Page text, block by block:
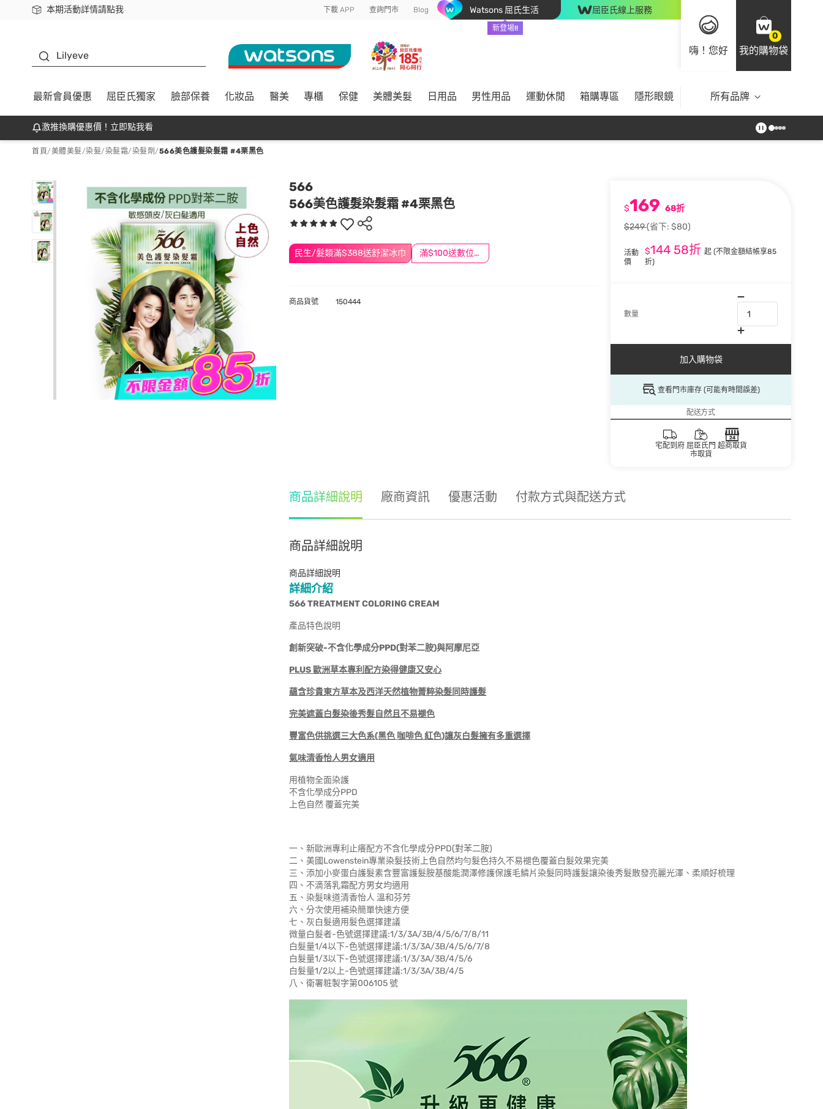
本期活動詳情請點我
下載app最高回饋$350 下載 APP 查詢門市 Blog Watsons 屈氏生活
新登場!!
屈臣氏線上服務
嗨！您好
0
我的購物袋
Lilyeve
最新會員優惠 屈臣氏獨家 臉部保養 化妝品 醫美 專櫃 保健 美體美髮 日用品 男性用品 運動休閒 箱購專區 隱形眼鏡 所有品牌
激推換購優惠價！立即點我看
首頁/美體美髮/染髮/染髮霜/染髮劑 /566美色護髮染髮霜 #4栗黑色
566
566美色護髮染髮霜 #4栗黑色
民生/髮類滿$388送舒潔冰巾 滿$100送數位印花
$169 68折
$249(省下: $80)
活動
價
$14458折 起 (不限金額結帳享85
折)
數量
加入購物袋
查看門市庫存 (可能有時間誤差)
配送方式
宅配到府 屈臣氏門
市取貨
超商取貨
商品貨號 150444
商品詳細說明 廠商資訊 優惠活動 付款方式與配送方式
商品詳細說明
商品詳細說明
詳細介紹
566 TREATMENT COLORING CREAM
產品特色說明
創新突破-不含化學成分PPD(對苯二胺)與阿摩尼亞
PLUS歐洲草本專利配方染得健康又安心
蘊含珍貴東方草本及西洋天然植物菁粹染髮同時護髮
完美遮蓋白髮染後秀髮自然且不易褪色
豐富色供挑選三大色系(黑色 咖啡色 紅色)讓灰白髮擁有多重選擇
氣味清香怡人男女適用
用植物全面染護
不含化學成分PPD
上色自然 覆蓋完美
一、新歐洲專利止癢配方不含化學成分PPD(對苯二胺)
二、美國Lowenstein專業染髮技術上色自然均勻髮色持久不易褪色覆蓋白髮效果完美
三、添加小麥蛋白護髮素含豐富護髮胺基酸能潤澤修護保護毛鱗片染髮同時護髮讓染後秀髮散發亮麗光澤、柔順好梳理
四、不滴落乳霜配方男女均適用
五、染髮味道清香怡人 溫和芬芳
六、分次使用補染簡單快速方便
七、灰白髮適用髮色選擇建議
微量白髮者-色號選擇建議:1/3/3A/3B/4/5/6/7/8/11
白髮量1/4以下-色號選擇建議:1/3/3A/3B/4/5/6/7/8
白髮量1/3以下-色號選擇建議:1/3/3A/3B/4/5/6
白髮量1/2以上-色號選擇建議:1/3/3A/3B/4/5
八、衛署粧製字第006105 號